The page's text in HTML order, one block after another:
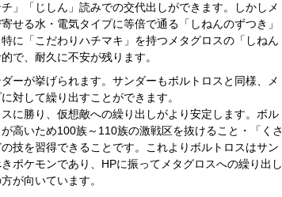
」「じしん」読みでの交代出しができます。しかしメ
せる水・電気タイプに等倍で通る「しねんのずつき」
に「こだわりハチマキ」を持つメタグロスの「しねん
で、耐久に不安が残ります。
ーが挙げられます。サンダーもボルトロスと同様、メ
対して繰り出すことができます。
に勝り、仮想敵への繰り出しがより安定します。ボル
高いため100族～110族の激戦区を抜けること・「くさ
技を習得できることです。これよりボルトロスはサン
ポケモンであり、HPに振ってメタグロスへの繰り出し
が向いています。